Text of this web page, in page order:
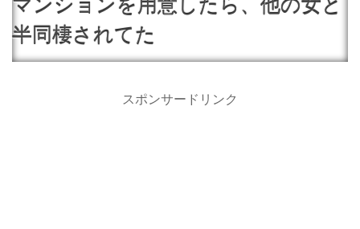
マンションを用意したら、他の女と
半同棲されてた
スポンサードリンク